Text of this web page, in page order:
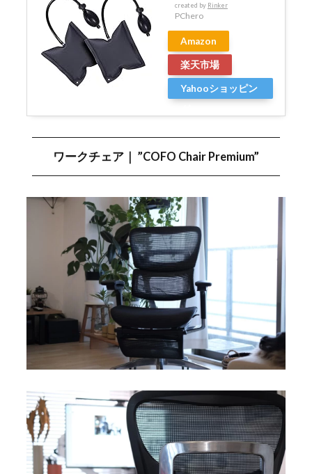
created by Rinker
PChero
Amazon
楽天市場
Yahooショッピン
ワークチェア｜ ”COFO Chair Premium”